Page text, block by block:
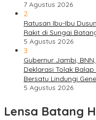
7 Agustus 2026
2
Ratusan Ibu-Ibu
Rakit di Sungai
5 Agustus 2026
3
Gubernur Jambi,
Deklarasi Tolak
Bersatu Lindungi
5 Agustus 2026
Lensa Batang